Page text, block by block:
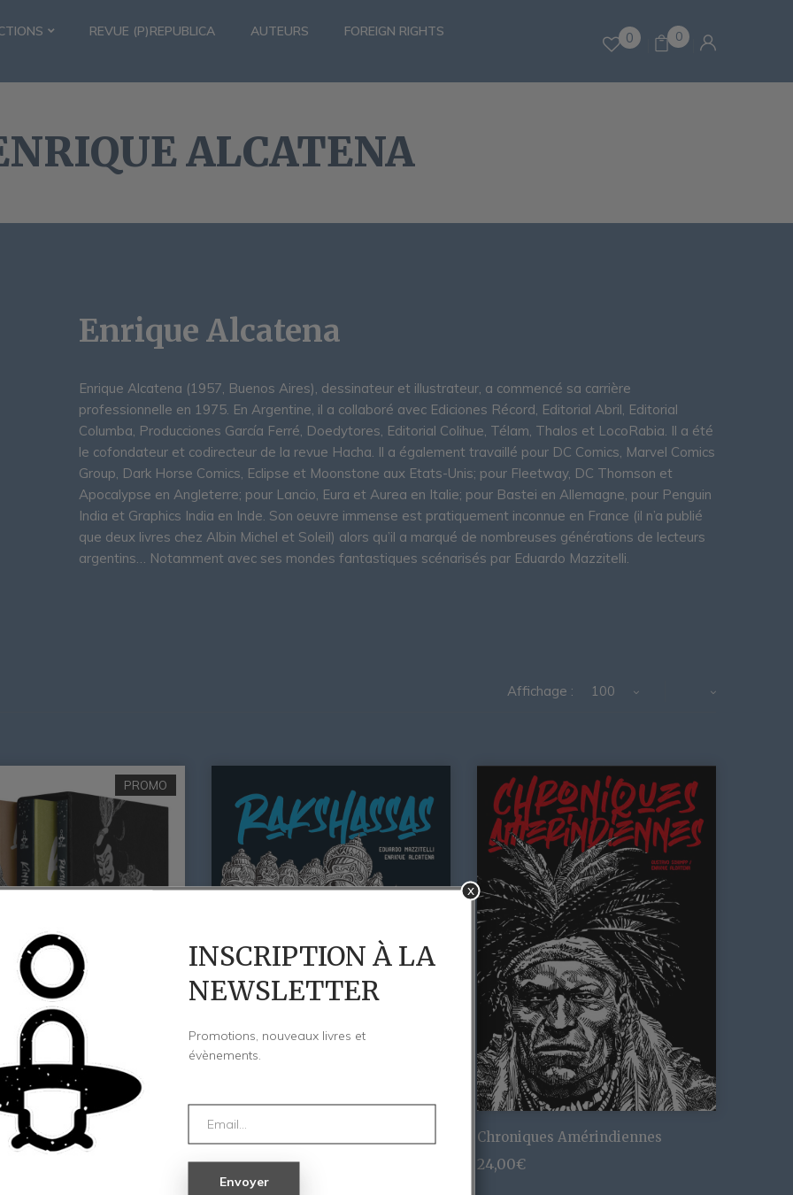
REVUE (P)REPUBLICA AUTEURS
FOREIGN RIGHTS
0 0
ALCATENA
Enrique Alcatena
Enrique Alcatena (1957, Buenos Aires), dessinateur et illustrateur, a commencé sa carrière
professionnelle en 1975. En Argentine, il a collaboré avec Ediciones Récord, Editorial Abril, Editorial
Columba, Producciones García Ferré, Doedytores, Editorial Colihue, Télam, Thalos et LocoRabia. Il a été
le cofondateur et codirecteur de la revue Hacha. Il a également travaillé pour DC Comics, Marvel Comics
Group, Dark Horse Comics, Eclipse et Moonstone aux Etats-Unis; pour Fleetway, DC Thomson et
Apocalypse en Angleterre; pour Lancio, Eura et Aurea en Italie; pour Bastei en Allemagne, pour Penguin
India et Graphics India en Inde. Son oeuvre immense est pratiquement inconnue en France (il n’a publié
que deux livres chez Albin Michel et Soleil) alors qu’il a marqué de nombreuses générations de lecteurs
argentins… Notamment avec ses mondes fantastiques scénarisés par Eduardo Mazzitelli.
Affichage : 100
PROMO
Orientales
18,00€
Chroniques Amérindiennes
24,00€
x
INSCRIPTION À LA
NEWSLETTER
Promotions, nouveaux livres et
évènements.